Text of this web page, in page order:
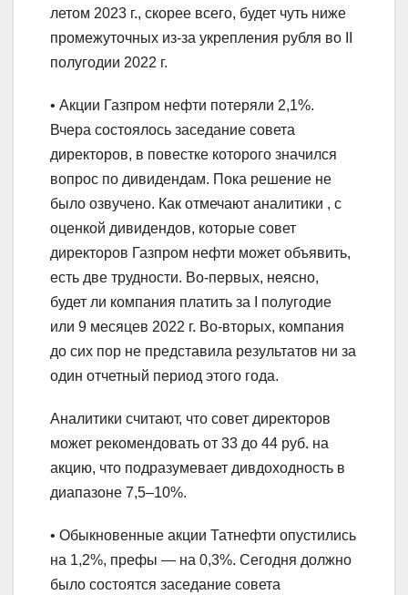
летом 2023 г., скорее всего, будет чуть ниже
промежуточных из-за укрепления рубля во II
полугодии 2022 г.
• Акции Газпром нефти потеряли 2,1%.
Вчера состоялось заседание совета
директоров, в повестке которого значился
вопрос по дивидендам. Пока решение не
было озвучено. Как отмечают аналитики , с
оценкой дивидендов, которые совет
директоров Газпром нефти может объявить,
есть две трудности. Во-первых, неясно,
будет ли компания платить за I полугодие
или 9 месяцев 2022 г. Во-вторых, компания
до сих пор не представила результатов ни за
один отчетный период этого года.
Аналитики считают, что совет директоров
может рекомендовать от 33 до 44 руб. на
акцию, что подразумевает дивдоходность в
диапазоне 7,5–10%.
• Обыкновенные акции Татнефти опустились
на 1,2%, префы — на 0,3%. Сегодня должно
было состоятся заседание совета